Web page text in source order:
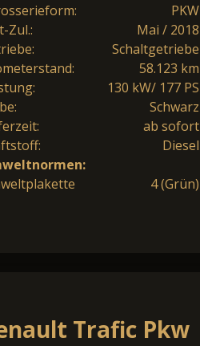
PKW
Zul.:
Mai / 2018
Schaltgetriebe
58.123 km
130 kW/ 177 PS
Schwarz
ab sofort
Diesel
4 (Grün)
Trafic Pkw